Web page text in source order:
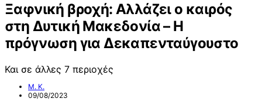
Ξαφνική βροχή: Αλλάζει ο καιρός
στη Δυτική Μακεδονία – Η
πρόγνωση για Δεκαπενταύγουστο
Και σε άλλες 7 περιοχές
Μ. Κ.
09/08/2023